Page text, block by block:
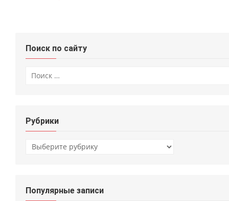
Поиск по сайту
Рубрики
Рубрики
Популярные записи